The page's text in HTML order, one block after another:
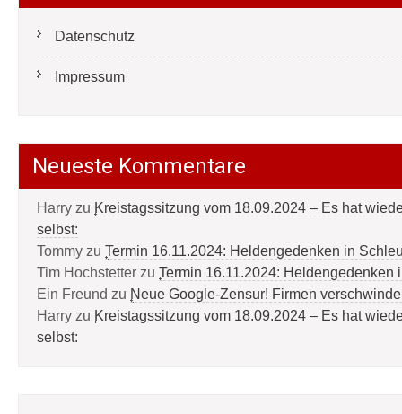
Datenschutz
Impressum
Neueste Kommentare
Harry zu Kreistagssitzung vom 18.09.2024 – Es hat
selbst:
Tommy zu Termin 16.11.2024: Heldengedenken in
Tim Hochstetter zu Termin 16.11.2024: Heldengedenken
Ein Freund zu Neue Google-Zensur! Firmen
Harry zu Kreistagssitzung vom 18.09.2024 – Es hat
selbst: